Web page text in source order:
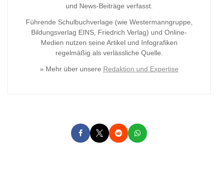
und News-Beiträge verfasst.
Führende Schulbuchverlage (wie Westermanngruppe,
Bildungsverlag EINS, Friedrich Verlag) und Online-
Medien nutzen seine Artikel und Infografiken
regelmäßig als verlässliche Quelle.
» Mehr über unsere Redaktion und Expertise